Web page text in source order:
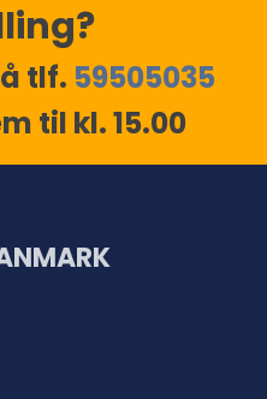
tlf. 59505035
til kl. 15.00